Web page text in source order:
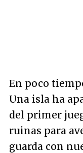
En poco
Una isla ha
del primer
ruinas para
guarda con